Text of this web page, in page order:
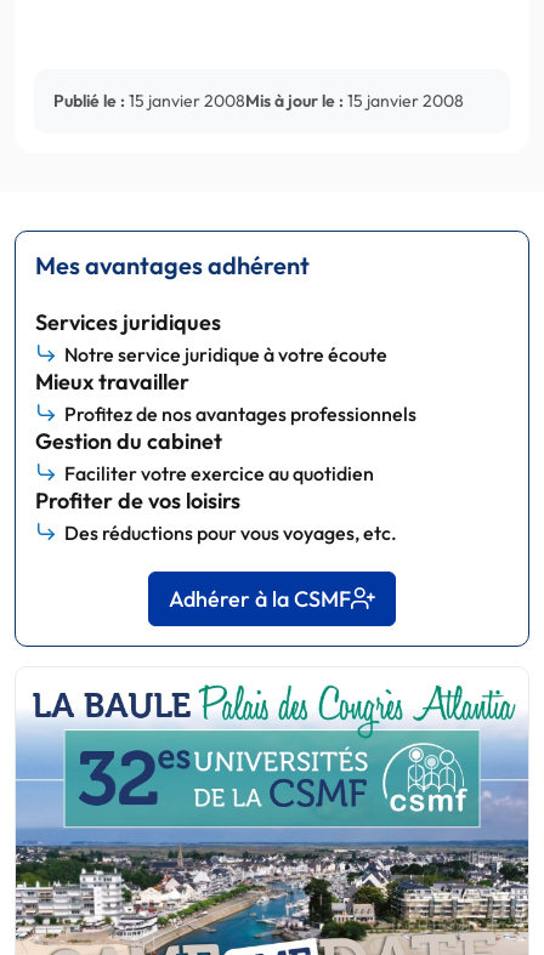
Publié le : 15 janvier 2008Mis à jour le : 15 janvier 2008
Mes avantages adhérent
Services juridiques
Notre service juridique à votre écoute
Mieux travailler
Profitez de nos avantages professionnels
Gestion du cabinet
Faciliter votre exercice au quotidien
Profiter de vos loisirs
Des réductions pour vous voyages, etc.
Adhérer à la CSMF